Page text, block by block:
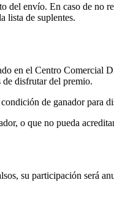
del envío. En caso de
lista de suplentes.
en el Centro Comercial
disfrutar del premio.
de ganador para
o que no pueda
su participación